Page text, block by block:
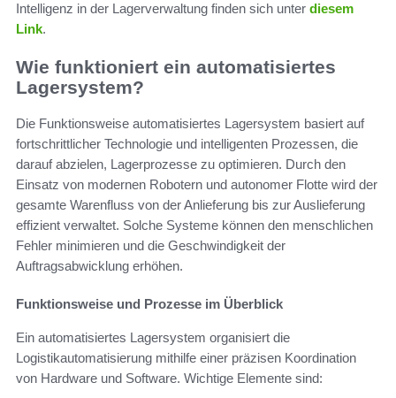
Intelligenz in der Lagerverwaltung finden sich unter diesem
Link.
Wie funktioniert ein automatisiertes
Lagersystem?
Die Funktionsweise automatisiertes Lagersystem basiert auf
fortschrittlicher Technologie und intelligenten Prozessen, die
darauf abzielen, Lagerprozesse zu optimieren. Durch den
Einsatz von modernen Robotern und autonomer Flotte wird der
gesamte Warenfluss von der Anlieferung bis zur Auslieferung
effizient verwaltet. Solche Systeme können den menschlichen
Fehler minimieren und die Geschwindigkeit der
Auftragsabwicklung erhöhen.
Funktionsweise und Prozesse im Überblick
Ein automatisiertes Lagersystem organisiert die
Logistikautomatisierung mithilfe einer präzisen Koordination
von Hardware und Software. Wichtige Elemente sind: